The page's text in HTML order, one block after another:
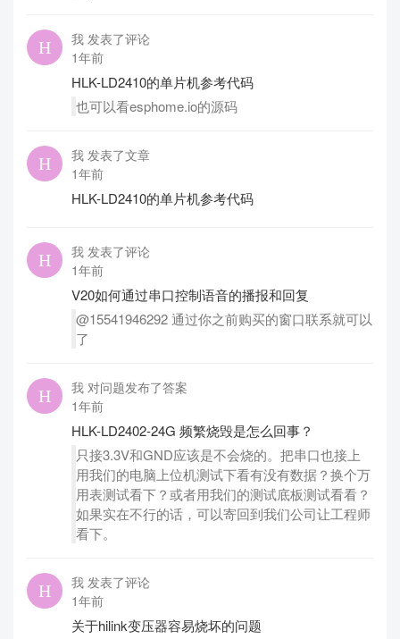
我 发表了评论
1年前
HLK-LD2410的单片机参考代码
也可以看esphome.io的源码
我 发表了文章
1年前
HLK-LD2410的单片机参考代码
我 发表了评论
1年前
V20如何通过串口控制语音的播报和回复
@15541946292 通过你之前购买的窗口联系就可以
了
我 对问题发布了答案
1年前
HLK-LD2402-24G 频繁烧毁是怎么回事？
只接3.3V和GND应该是不会烧的。把串口也接上
用我们的电脑上位机测试下看有没有数据？换个万
用表测试看下？或者用我们的测试底板测试看看？
如果实在不行的话，可以寄回到我们公司让工程师
看下。
我 发表了评论
1年前
关于hilink变压器容易烧坏的问题